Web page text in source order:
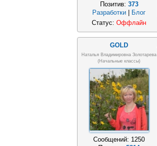
Позитив: 373
Разработки
Блог
Статус: Оффлайн
GOLD
Наталья Владимировна Золотарева
(начальные классы)
Сообщений: 1250